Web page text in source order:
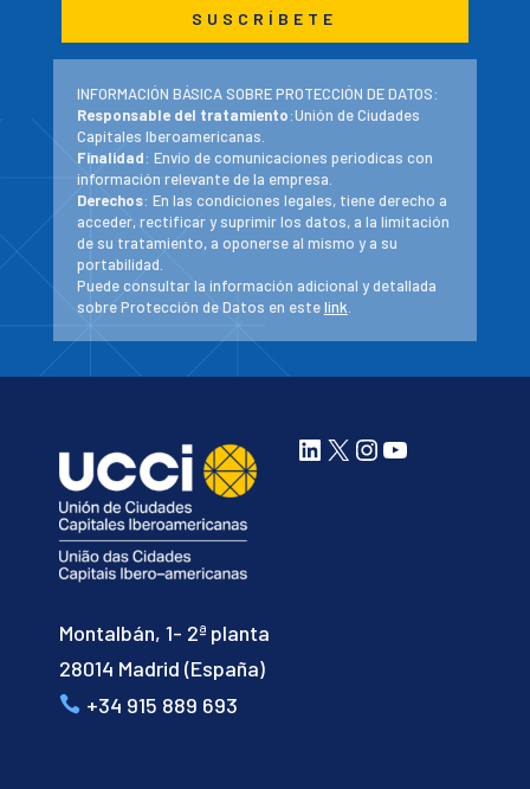
INFORMACIÓN BÁSICA SOBRE PROTECCIÓN DE DATOS:
Responsable del tratamiento:Unión de Ciudades
Capitales Iberoamericanas.
Finalidad: Envío de comunicaciones periodicas con
información relevante de la empresa.
Derechos: En las condiciones legales, tiene derecho a
acceder, rectificar y suprimir los datos, a la limitación
de su tratamiento, a oponerse al mismo y a su
portabilidad.
Puede consultar la información adicional y detallada
sobre Protección de Datos en estelink
Montalbán, 1- 2ª planta
28014 Madrid (España)
+34 915 889 693
LinkedIn
X Instagram
YouTube